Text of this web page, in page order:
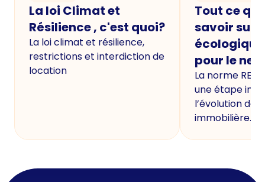
La loi Climat et
Résilience , c'est quoi?
La loi climat et résilience,
restrictions et interdiction de
location
Tout ce
savoir sur
écologique
pour le
La norme
une étape
l’évolution de
immobilière.